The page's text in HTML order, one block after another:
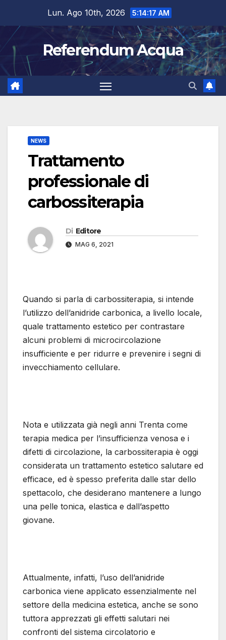
contenuto
Lun. Ago 10th, 2026 5:14:18 AM
Referendum Acqua
NEWS
Trattamento
professionale di
carbossiterapia
Di Editore
MAG 6, 2021
Quando si parla di carbossiterapia, si intende
l’utilizzo dell’anidride carbonica, a livello locale,
quale trattamento estetico per contrastare
alcuni problemi di microcircolazione
insufficiente e per ridurre e prevenire i segni di
invecchiamento cellulare.
Nota e utilizzata già negli anni Trenta come
terapia medica per l’insufficienza venosa e i
difetti di circolazione, la carbossiterapia è oggi
considerata un trattamento estetico salutare ed
efficace, ed è spesso preferita dalle star dello
spettacolo, che desiderano mantenere a lungo
una pelle tonica, elastica e dall’aspetto
giovane.
Attualmente, infatti, l’uso dell’anidride
carbonica viene applicato essenzialmente nel
settore della medicina estetica, anche se sono
tuttora apprezzati gli effetti salutari nei
confronti del sistema circolatorio e